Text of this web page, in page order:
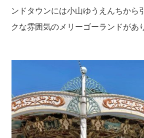
ンドタウンには小山ゆうえんちから
クな雰囲気のメリーゴーランドがあ